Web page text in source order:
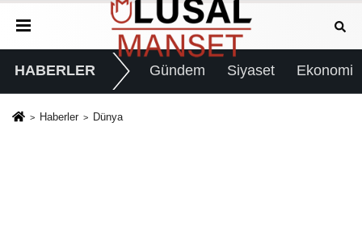
HABERLER Gündem Siyaset Ekonomi
Haberler Dünya